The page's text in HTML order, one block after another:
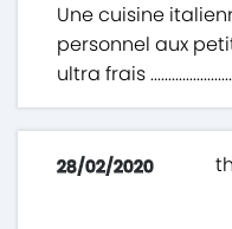
Une cuisine
personnel aux
ultra frais
28/02/2020